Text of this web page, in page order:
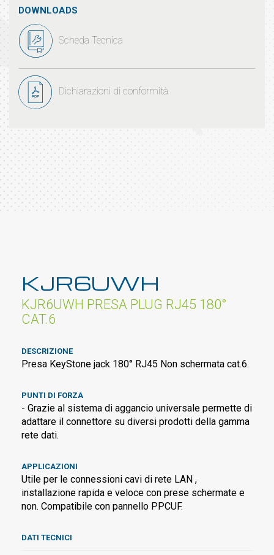
DOWNLOADS
Scheda Tecnica
Dichiarazioni di conformità
KJR6UWH
KJR6UWH PRESA PLUG RJ45 180°
CAT.6
DESCRIZIONE
Presa KeyStone jack 180° RJ45 Non schermata cat.6.
PUNTI DI FORZA
- Grazie al sistema di aggancio universale permette di
adattare il connettore su diversi prodotti della gamma
rete dati.
APPLICAZIONI
Utile per le connessioni cavi di rete LAN ,
installazione rapida e veloce con prese schermate e
non. Compatibile con pannello PPCUF.
DATI TECNICI